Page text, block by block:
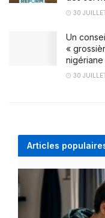
30
Un
«
30
Articles